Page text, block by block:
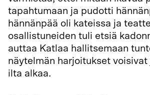
tapahtumaan ja pudotti
hännänpää oli kateissa ja
osallistuneiden tuli etsiä
auttaa Katlaa hallitsemaan
näytelmän harjoitukset
ilta alkaa.